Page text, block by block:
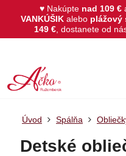
♥ Nakúpte nad 109 €
VANKÚŠIKalebo plážový
149 € , dostanete od
Úvod Spálňa
Detské